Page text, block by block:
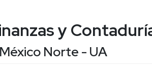
y
Norte - UA